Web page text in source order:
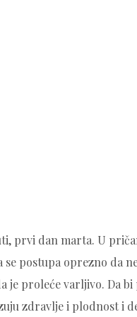
prvi dan marta. U
postupa oprezno da
je proleće varljivo. Da
zdravlje i plodnost i